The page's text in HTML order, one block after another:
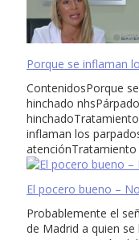
Porque se inflaman
ContenidosPorque
hinchado
inflaman los
El pocero bueno –
Probablemente el
de Madrid a quien se